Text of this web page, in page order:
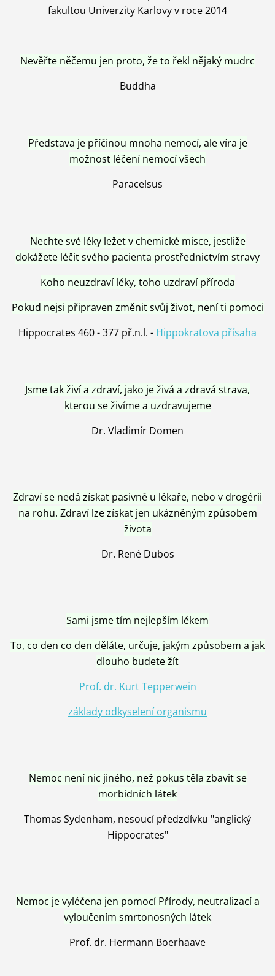
fakultou Univerzity Karlovy v roce 2014
Nevěřte něčemu jen proto, že to řekl nějaký mudrc
Buddha
Představa je příčinou mnoha nemocí, ale víra je
možnost léčení nemocí všech
Paracelsus
Nechte své léky ležet v chemické misce, jestliže
dokážete léčit svého pacienta prostřednictvím stravy
Koho neuzdraví léky, toho uzdraví příroda
Pokud nejsi připraven změnit svůj život, není ti pomoci
Hippocrates 460 - 377 př.n.l. - Hippokratova přísaha
Jsme tak živí a zdraví, jako je živá a zdravá strava,
kterou se živíme a uzdravujeme
Dr. Vladimír Domen
Zdraví se nedá získat pasivně u lékaře, nebo v drogérii
na rohu. Zdraví lze získat jen ukázněným způsobem
života
Dr. René Dubos
Sami jsme tím nejlepším lékem
To, co den co den děláte, určuje, jakým způsobem a jak
dlouho budete žít
Prof. dr. Kurt Tepperwein
základy odkyselení organismu
Nemoc není nic jiného, než pokus těla zbavit se
morbidních látek
Thomas Sydenham, nesoucí předzdívku "anglický
Hippocrates"
Nemoc je vyléčena jen pomocí Přírody, neutralizací a
vyloučením smrtonosných látek
Prof. dr. Hermann Boerhaave